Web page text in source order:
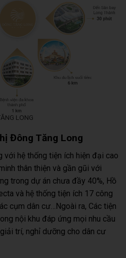
LONG
Đông Tăng Long
với hệ thống tiện ích hiện đại cao
thân thiện và gần gũi với
trong dự án chưa đầy 40%, Hồ
và hệ thống tiện ích 17 công
cụm dân cư…Ngoài ra, Các tiện
nội khu đáp ứng mọi nhu cầu
trí, nghỉ dưỡng cho dân cư